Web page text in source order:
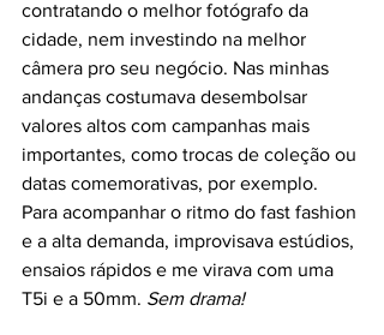
contratando o melhor fotógrafo da
cidade, nem investindo na melhor
câmera pro seu negócio. Nas minhas
andanças costumava desembolsar
valores altos com campanhas mais
importantes, como trocas de coleção ou
datas comemorativas, por exemplo.
Para acompanhar o ritmo do fast fashion
e a alta demanda, improvisava estúdios,
ensaios rápidos e me virava com uma
T5i e a 50mm. Sem drama!